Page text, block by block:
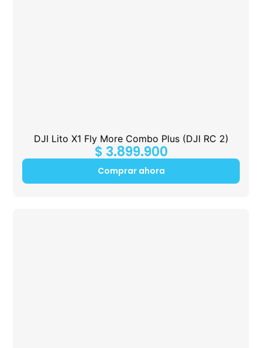
DJI Lito X1 Fly More Combo Plus (DJI RC 2)
$ 3.899.900
Comprar ahora